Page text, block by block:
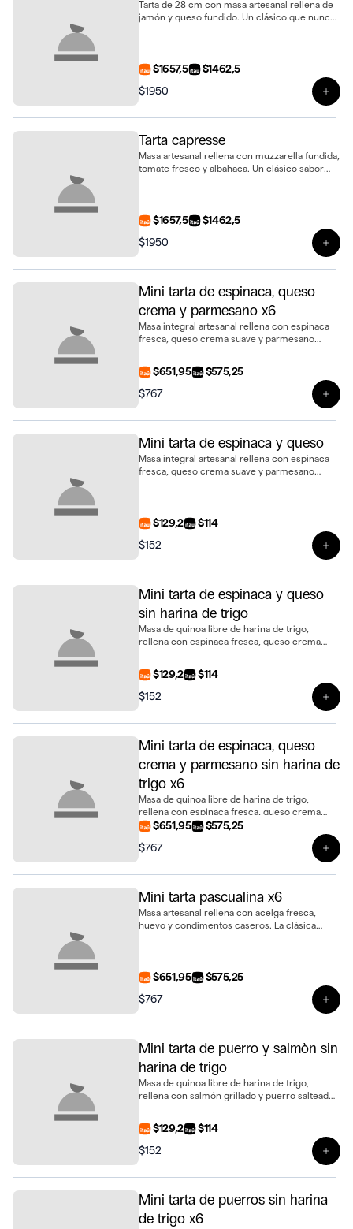
Tarta de 28 cm con masa artesanal rellena de
jamón y queso fundido. Un clásico que nunca
$1657,5
$1462,5
$1950
Ver
Tarta capresse
Masa artesanal rellena con muzzarella fundida,
tomate fresco y albahaca. Un clásico sabor
$1657,5
$1462,5
$1950
Ver
Mini tarta de espinaca, queso
crema y parmesano x6
Masa integral artesanal rellena con espinaca
fresca, queso crema suave y parmesano
formato mini, presentado en bandeja de 6
unidades
$651,95
$575,25
$767
Mini tarta de espinaca y queso
Masa integral artesanal rellena con espinaca
fresca, queso crema suave y parmesano
$129,2
$114
$152
Mini tarta de espinaca y queso
sin harina de trigo
Masa de quinoa libre de harina de trigo,
rellena con espinaca fresca, queso crema
distinta y deliciosa en formato mini tarta
$129,2
$114
$152
Mini tarta de espinaca, queso
crema y parmesano sin harina de
trigo x6
Masa de quinoa libre de harina de trigo,
rellena con espinaca fresca, queso crema
suave y parmesano gratinado. Una opción
presentado en bandeja de 6 unidades
$651,95
$575,25
$767
Mini tarta pascualina x6
Masa artesanal rellena con acelga fresca,
huevo y condimentos caseros. La clásica
$651,95
$575,25
$767
Mini tarta de puerro y salmòn sin
harina de trigo
Masa de quinoa libre de harina de trigo,
rellena con salmón grillado y puerro salteado.
$129,2
$114
$152
Mini tarta de puerros sin harina
de trigo x6